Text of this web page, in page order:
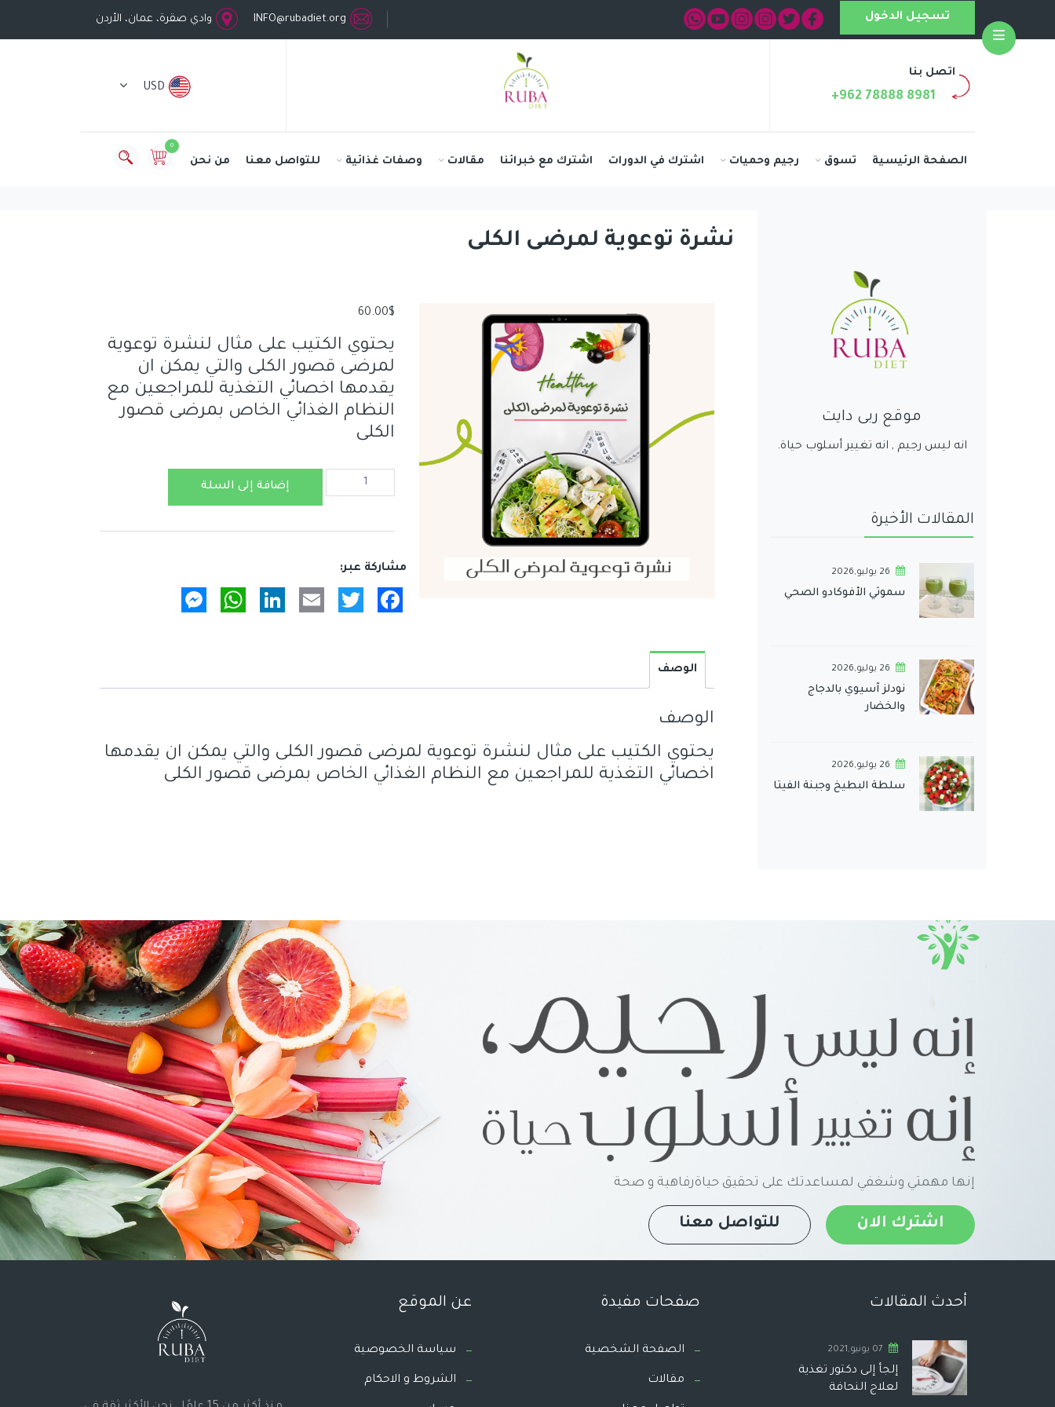
INFO@rubadiet.org وادي صقرة، عمان، الأردن تسجيل الدخول
اتصل بنا
+962 78888 8981
USD
0
الصفحة الرئيسية تسوق رجيم وحميات اشترك في الدورات اشترك مع خبرائنا مقالات وصفات غذائية للتواصل معنا من نحن
نشرة توعوية لمرضى الكلى
60.00$
يحتوي الكتيب على مثال لنشرة توعوية
لمرضى قصور الكلى والتي يمكن ان
يقدمها اخصائي التغذية للمراجعين مع
النظام الغذائي الخاص بمرضى قصور
الكلى
نشرة
الكلى
إضافة إلى السلة
Facebook
Twitter
LinkedIn
WhatsApp
الوصف
الوصف
يحتوي الكتيب على مثال لنشرة توعوية لمرضى قصور الكلى والتي يمكن ان يقدمها
اخصائي التغذية للمراجعين مع النظام الغذائي الخاص بمرضى قصور الكلى
موقع ربى دايت
انه ليس رجيم , انه تغيير أسلوب حياة.
المقالات الأخيرة
26 يوليو,2026
سموثي الأفوكادو الصحي
26 يوليو,2026
نودلز آسيوي بالدجاج
والخضار
26 يوليو,2026
سلطة البطيخ وجبنة الفيتا
إنها مهمتي وشغفي لمساعدتك على تحقيق حياةرفاهية و صحة
اشترك الان للتواصل معنا
أحدث المقالات
07 يونيو,2021
إلجأ إلى دكتور تغذية
لعلاج النحافة
صفحات مفيدة
الصفحة الشخصية
مقالات
عن الموقع
سياسة الخصوصية
الشروط و الاحكام